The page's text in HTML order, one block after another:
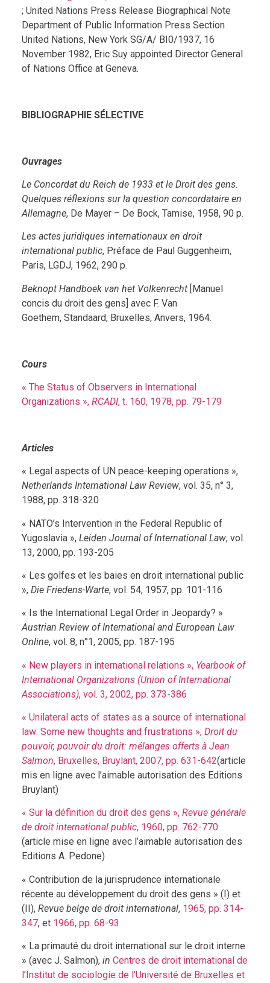
; United Nations Press Release Biographical Note
Department of Public Information Press Section
United Nations, New York SG/A/ BI0/1937, 16
November 1982, Eric Suy appointed Director General
of Nations Office at Geneva.
BIBLIOGRAPHIE SÉLECTIVE
Ouvrages
Le Concordat du Reich de 1933 et le Droit des gens.
Quelques réflexions sur la question concordataire en
Allemagne, De Mayer – De Bock, Tamise, 1958, 90 p.
Les actes juridiques internationaux en droit
international public, Préface de Paul Guggenheim,
Paris, LGDJ, 1962, 290 p.
Beknopt Handboek van het Volkenrecht[Manuel
concis du droit des gens] avec F. Van
Goethem, Standaard, Bruxelles, Anvers, 1964.
Cours
« The Status of Observers in International
Organizations », RCADI, t. 160, 1978, pp. 79-179
Articles
« Legal aspects of UN peace-keeping operations »,
Netherlands International Law Review, vol. 35, n° 3,
1988, pp. 318-320
« NATO’s Intervention in the Federal Republic of
Yugoslavia », Leiden Journal of International Law, vol.
13, 2000, pp. 193-205
« Les golfes et les baies en droit international public
», Die Friedens-Warte, vol. 54, 1957, pp. 101-116
« Is the International Legal Order in Jeopardy? »
Austrian Review of International and European Law
Online, vol. 8, n°1, 2005, pp. 187-195
« New players in international relations », Yearbook of
International Organizations (Union of International
Associations), vol. 3, 2002, pp. 373-386
« Unilateral acts of states as a source of international
law: Some new thoughts and frustrations », Droit du
pouvoir, pouvoir du droit: mélanges offerts à Jean
Salmon, Bruxelles, Bruylant, 2007, pp. 631-642(article
mis en ligne avec l’aimable autorisation des Editions
Bruylant)
« Sur la définition du droit des gens », Revue générale
de droit international public, 1960, pp. 762-770
(article mise en ligne avec l’aimable autorisation des
Editions A. Pedone)
« Contribution de la jurisprudence internationale
récente au développement du droit des gens » (I) et
(II), Revue belge de droit international, 1965, pp. 314-
347, et 1966, pp. 68-93
« La primauté du droit international sur le droit interne
» (avec J. Salmon), in Centres de droit international de
l’Institut de sociologie de l’Université de Bruxelles et